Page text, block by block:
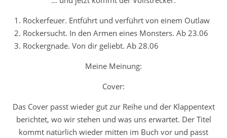
Rockerfeuer. Entführt und verführt von einem Outlaw
Rockersucht. In den Armen eines Monsters. Ab 23.06
Rockergnade. Von dir geliebt. Ab 28.06
Meine Meinung:
Cover:
Das Cover passt wieder gut zur Reihe und der Klappentext
berichtet, wo wir stehen und was uns erwartet. Der Titel
kommt natürlich wieder mitten im Buch vor und passt